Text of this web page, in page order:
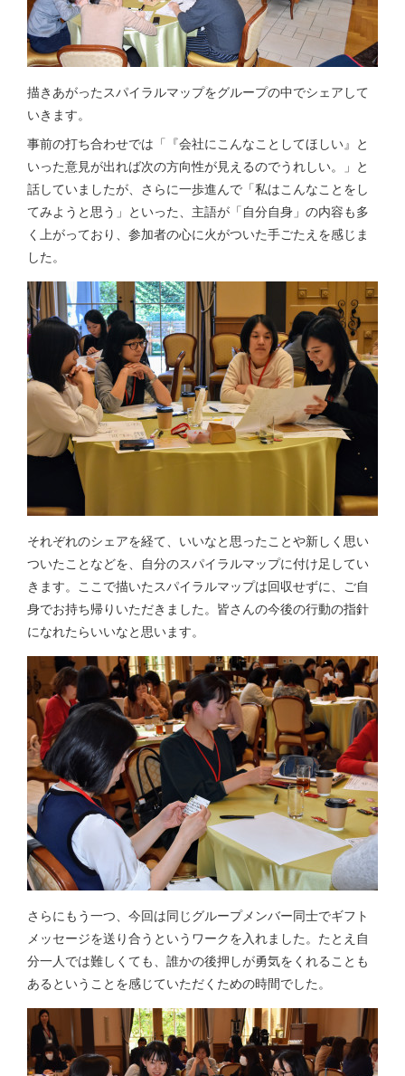
描きあがったスパイラルマップをグループの中でシェアして
いきます。
事前の打ち合わせでは「『会社にこんなことしてほしい』と
いった意見が出れば次の方向性が見えるのでうれしい。」と
話していましたが、さらに一歩進んで「私はこんなことをし
てみようと思う」といった、主語が「自分自身」の内容も多
く上がっており、参加者の心に火がついた手ごたえを感じま
した。
それぞれのシェアを経て、いいなと思ったことや新しく思い
ついたことなどを、自分のスパイラルマップに付け足してい
きます。ここで描いたスパイラルマップは回収せずに、ご自
身でお持ち帰りいただきました。皆さんの今後の行動の指針
になれたらいいなと思います。
さらにもう一つ、今回は同じグループメンバー同士でギフト
メッセージを送り合うというワークを入れました。たとえ自
分一人では難しくても、誰かの後押しが勇気をくれることも
あるということを感じていただくための時間でした。